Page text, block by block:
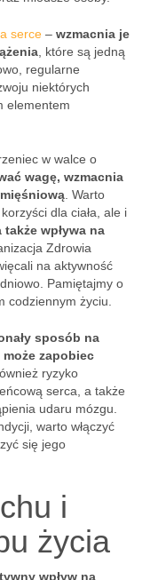
serce – wzmacnia je
, które są jedną
regularne
niektórych
elementem
w walce o
wagę, wzmacnia
. Warto
dla ciała, ale i
wpływa na
Zdrowia
na aktywność
Pamiętajmy o
codziennym życiu.
sposób na
zapobiec
ryzyko
serca, a także
udaru mózgu.
warto włączyć
się jego
i
życia
wpływ na